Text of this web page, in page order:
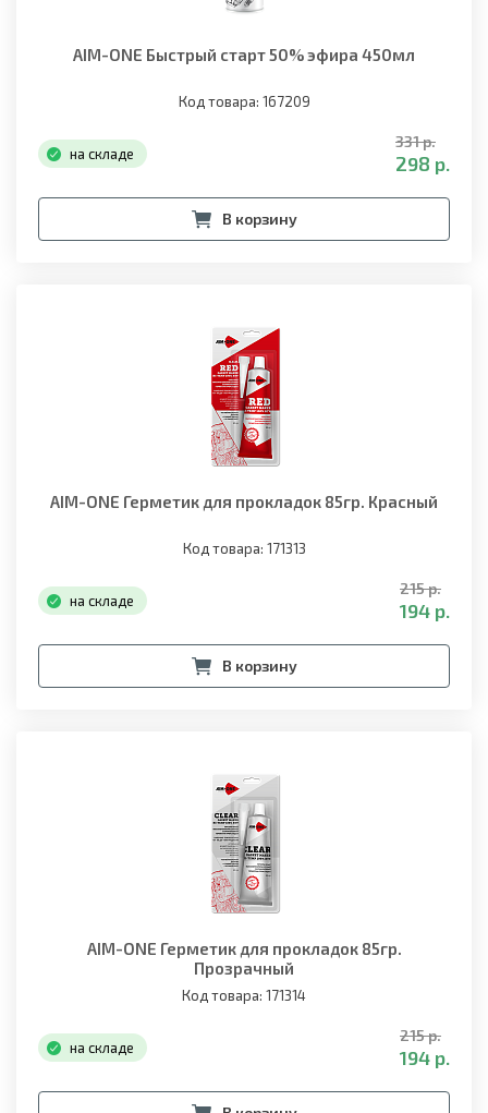
AIM-ONE Быстрый старт 50% эфира 450мл
Код товара: 167209
на складе
331 р.
298 р.
В корзину
AIM-ONE Герметик для прокладок 85гр. Красный
Код товара: 171313
на складе
215 р.
194 р.
В корзину
AIM-ONE Герметик для прокладок 85гр.
Прозрачный
Код товара: 171314
на складе
215 р.
194 р.